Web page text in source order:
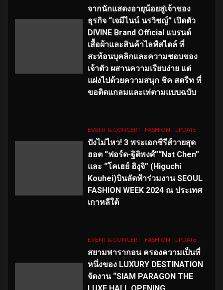
จากนักแสดงอายุน้อยสู่เจ้าของ
ธุรกิจ “เจมีไนน์ นรวิชญ์” เปิดตัว
DIVINE Brand Official แบรนด์
เสื้อผ้าและสินค้าไลฟ์สไตล์ ที่
สะท้อนบุคลิกและความชอบของ
เจ้าตัว ผสานความเรียบง่าย แต่
แฝงไปด้วยความสนุก ชิค สตรีท ที่
ขอติดแกลมและเท่ตามแบบฉบับ
EVENT & CONCERT FASHION UPDATE
ปังไม่ไหว! 3 พระเอกซีรีส์วายสุด
ฮอต “ฟอร์ด-ฐิติพงศ์”“Nat Chen”
และ “โคเฮย์ ฮิงุจิ” (Higuchi
Kouhei)บินลัดฟ้าร่วมงาน SEOUL
FASHION WEEK 2024 ณ ประเทศ
เกาหลีใต้
EVENT & CONCERT FASHION UPDATE
สยามพารากอน ครองความเป็นที่
หนึ่งของ LUXURY DESTINATION
จัดงาน “SIAM PARAGON THE
LUXE HALL OPENING